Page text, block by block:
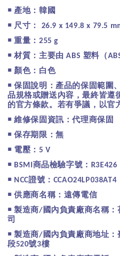
￭ 產地：韓國
￭ 尺寸： 26.9 x 149.8 x 79.5
￭ 重量：255 g
￭ 材質：主要由 ABS 塑料（
￭ 顏色：白色
￭ 保固說明：產品的保固範圍
品規格或贈送內容，最終皆遵
的官方條款。若有爭議，以官
￭ 維修保固資訊：代理商保固
￭ 保存期限：無
￭ 電壓：5 V
￭ BSMI 商品檢驗字號： R3E426
￭ NCC證號： CCAO24LP038AT4
￭ 供應商名稱：遠傳電信
￭ 製造商/ 國內負責廠商名稱
司
￭ 製造商/ 國內負責廠商地址
段520號3樓